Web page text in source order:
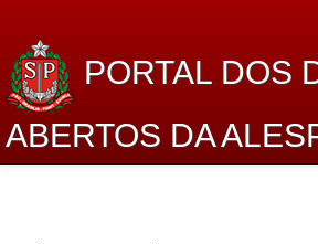
PORTAL DOS
ABERTOS DA